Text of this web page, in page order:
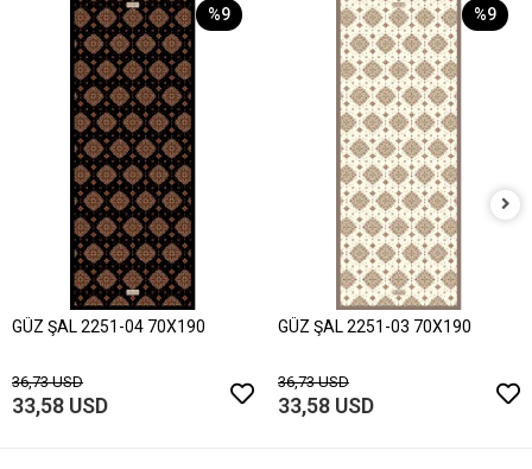
%9
GÜZ ŞAL 2251-04 70X190
36,73 USD
33,58 USD
%9
GÜZ ŞAL 2251-03 70X190
36,73 USD
33,58 USD